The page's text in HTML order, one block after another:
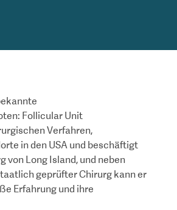
Follicular Unit
Verfahren,
in den USA und beschäftigt
Long Island, und neben
geprüfter Chirurg kann er
Erfahrung und ihre